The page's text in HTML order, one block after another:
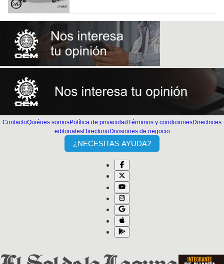
ContactoQuiénes somosPolítica de privacidadTérminos y condicionesDirectrices
editorialesDirectorioDivisiones de negocio
¿NECESITAS AYUDA?